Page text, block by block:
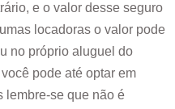
e o valor desse seguro
locadoras o valor pode
no próprio aluguel do
pode até optar em
lembre-se que não é